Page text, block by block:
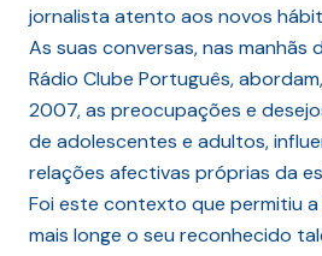
jornalista atento aos novos
As suas conversas, nas manhãs
Rádio Clube Português,
2007, as preocupações e
de adolescentes e adultos,
relações afectivas próprias da
Foi este contexto que permitiu a
mais longe o seu reconhecido